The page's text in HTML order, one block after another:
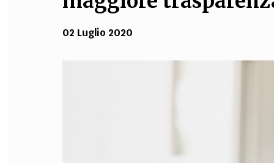
Sport, Cucina, Viaggi,
Politica,
02 Luglio 2020